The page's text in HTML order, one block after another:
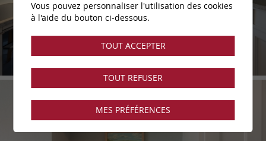
Vous pouvez personnaliser l'utilisation des cookies
à l'aide du bouton ci-dessous.
TOUT ACCEPTER
TOUT REFUSER
MES PRÉFÉRENCES